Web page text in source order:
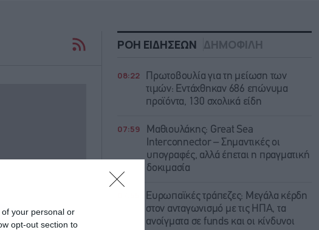
your personal or
opt-out section to
ΧΡΗΜΑΤΙΣΤΗΡΙΟ ΠΟΛΙΤΙΚΗ
ΡΟΗ ΕΙΔΗΣΕΩΝ ΔΗΜΟΦΙΛΗ
08:22
Πρωτοβουλία για τη μείωση των
τιμών: Εντάχθηκαν 686 επώνυμα
προϊόντα, 130 σχολικά είδη
07:59
Μαθιουλάκης: Great Sea
Interconnector – Σημαντικές οι
υπογραφές, αλλά έπεται η πραγματική
δοκιμασία
Ευρωπαϊκές τράπεζες: Μεγάλα κέρδη
στον ανταγωνισμό με τις ΗΠΑ, τα
ανοίγματα σε funds και οι κίνδυνοι